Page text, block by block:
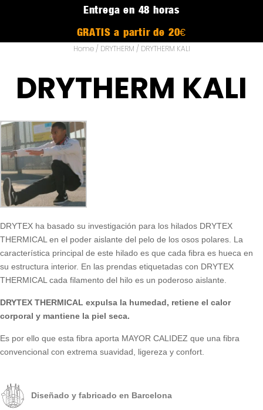
Entrega en 48 horas
GRATIS a partir de 20€
Home/ DRYTHERM / DRYTHERM KALI
DRYTHERM KALI
DRYTEX ha basado su investigación para los hilados DRYTEX
THERMICAL en el poder aislante del pelo de los osos polares. La
característica principal de este hilado es que cada fibra es hueca en
su estructura interior. En las prendas etiquetadas con DRYTEX
THERMICAL cada filamento del hilo es un poderoso aislante.
DRYTEX THERMICAL expulsa la humedad, retiene el calor
corporal y mantiene la piel seca.
Es por ello que esta fibra aporta MAYOR CALIDEZ que una fibra
convencional con extrema suavidad, ligereza y confort.
Diseñado y fabricado en Barcelona